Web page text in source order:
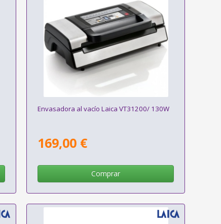
Envasadora al vacío Laica VT31200/ 130W
169,00 €
Comprar